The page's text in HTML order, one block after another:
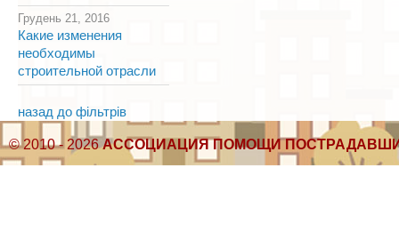
Грудень 21, 2016
Какие изменения
необходимы
строительной отрасли
назад до фільтрів
© 2010 - 2026АССОЦИАЦИЯ ПОМОЩИ